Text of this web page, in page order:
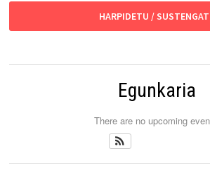
HARPIDETU /
Egunkaria
There are no upcoming